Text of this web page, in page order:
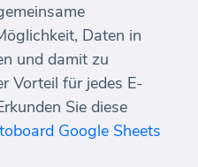
Daten in
und damit zu
Vorteil für jedes E-
Sie diese
Google Sheets